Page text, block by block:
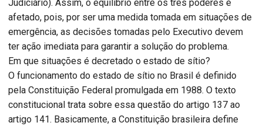
Judiciário). Assim, o equilíbrio entre os três poderes é
afetado, pois, por ser uma medida tomada em situações de
emergência, as decisões tomadas pelo Executivo devem
ter ação imediata para garantir a solução do problema.
Em que situações é decretado o estado de sítio?
O funcionamento do estado de sítio no Brasil é definido
pela Constituição Federal promulgada em 1988. O texto
constitucional trata sobre essa questão do artigo 137 ao
artigo 141. Basicamente, a Constituição brasileira define